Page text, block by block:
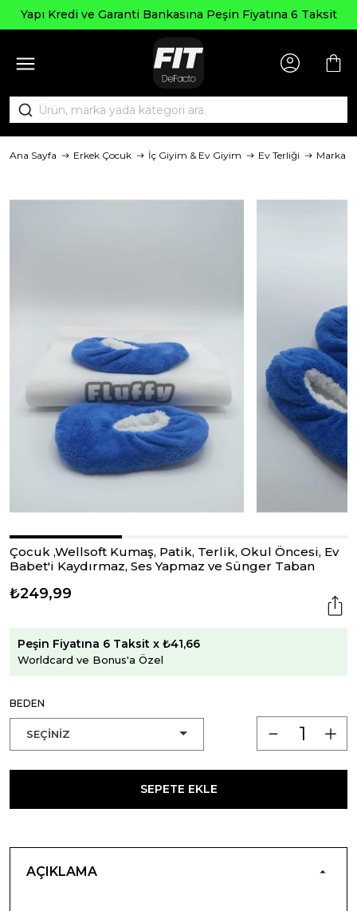
Bankasına Peşin Fiyatına 6 Taksit
Ana Sayfa Erkek Çocuk İç Giyim & Ev Giyim Ev Terliği Marka
Çocuk ,Wellsoft Kumaş, Patik, Terlik, Okul Öncesi, Ev
Babet'i Kaydırmaz, Ses Yapmaz ve Sünger Taban
₺249,99
Peşin Fiyatına 6 Taksit x ₺41,66
Worldcard ve Bonus'a Özel
BEDEN
SEPETE EKLE
AÇIKLAMA